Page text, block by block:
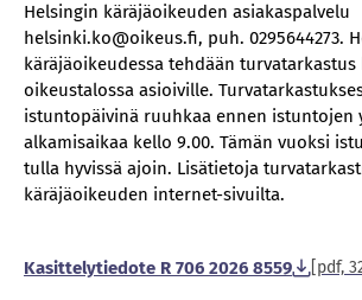
Helsingin käräjäoikeuden asiakaspalvelu
helsinki.ko@oikeus.fi, puh. 0295644273.
käräjäoikeudessa tehdään
oikeustalossa asioiville.
istuntopäivinä ruuhkaa ennen istuntojen
alkamisaikaa kello 9.00. Tämän vuoksi
tulla hyvissä ajoin. Lisätietoja
käräjäoikeuden internet-sivuilta.
Kasittelytiedote R 706 2026 8559 [pdf,